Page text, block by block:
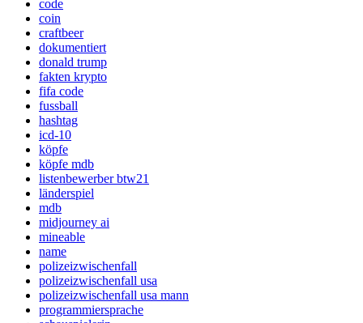
code
coin
craftbeer
dokumentiert
donald trump
fakten krypto
fifa code
fussball
hashtag
icd-10
köpfe
köpfe mdb
listenbewerber btw21
länderspiel
mdb
midjourney ai
mineable
name
polizeizwischenfall
polizeizwischenfall usa
polizeizwischenfall usa mann
programmiersprache